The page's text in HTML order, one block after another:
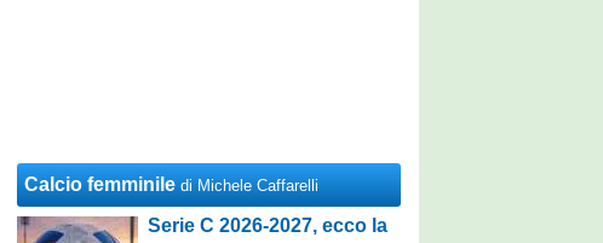
Calcio femminile di Michele Caffarelli
Serie C 2026-2027, ecco la